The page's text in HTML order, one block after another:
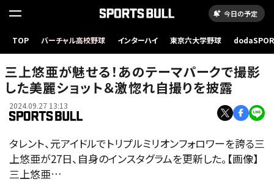
今日の予定
TOP バーチャル高校野球 インターハイ 東京六大学野球
三上悠亜が魅せる！あのテーマパークで撮影
した美麗ショット＆激惚れ自撮りを披露
2024.09.27 13:13
タレント、元アイドルでトリプルミリオンフォロワーを誇る三
上悠亜が27日、自身のインスタグラムを更新した。【画像】
三上悠亜…